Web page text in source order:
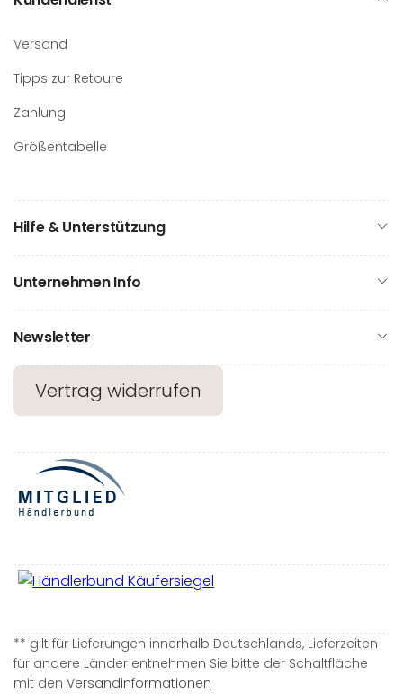
Versand
Tipps zur Retoure
Zahlung
Größentabelle
Hilfe & Unterstützung
Unternehmen Info
Newsletter
Vertrag widerrufen
** gilt für Lieferungen innerhalb Deutschlands, Lieferzeiten
für andere Länder entnehmen Sie bitte der Schaltfläche
mit den Versandinformationen